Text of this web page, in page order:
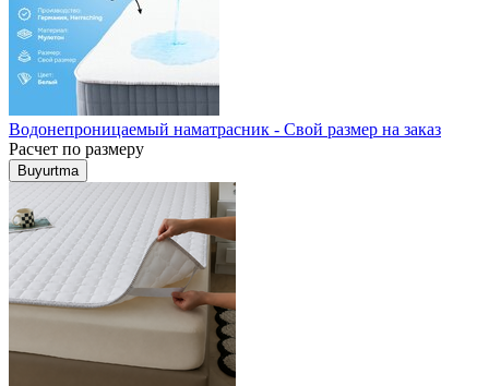
Водонепроницаемый наматрасник - Свой размер на заказ
Расчет по размеру
Buyurtma